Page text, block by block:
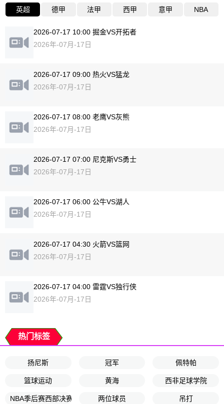
英超 德甲 法甲 西甲 意甲 NBA
2026-07-17 10:00 掘金VS开拓者
2026年-07月-17日
2026-07-17 09:00 热火VS猛龙
2026年-07月-17日
2026-07-17 08:00 老鹰VS灰熊
2026年-07月-17日
2026-07-17 07:00 尼克斯VS勇士
2026年-07月-17日
2026-07-17 06:00 公牛VS湖人
2026年-07月-17日
2026-07-17 04:30 火箭VS篮网
2026年-07月-17日
2026-07-17 04:00 雷霆VS独行侠
2026年-07月-17日
热门标签
扬尼斯 冠军 佩特帕
篮球运动 黄海 西非足球学院
NBA季后赛西部决赛G3 两位球员 吊打